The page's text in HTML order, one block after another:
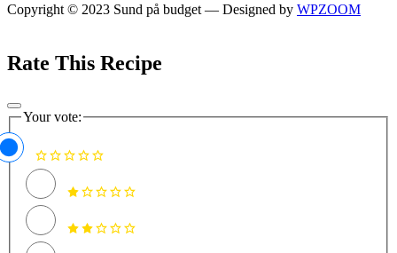
Copyright © 2023 Sund på budget — Designed by WPZOOM
Rate This Recipe
Your vote: